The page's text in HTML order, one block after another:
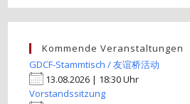
Kommende Veranstaltungen
GDCF-Stammtisch / 友谊桥活动
13.08.2026 | 18:30 Uhr
Vorstandssitzung